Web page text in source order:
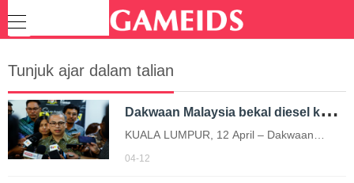
Tunjuk ajar dalam talian
D
akwaan Malaysia bekal diesel ke Filipina tidak benar
KUALA LUMPUR, 12 April – Dakwaan
bahawa Malaysia membekalkan diesel
04-12